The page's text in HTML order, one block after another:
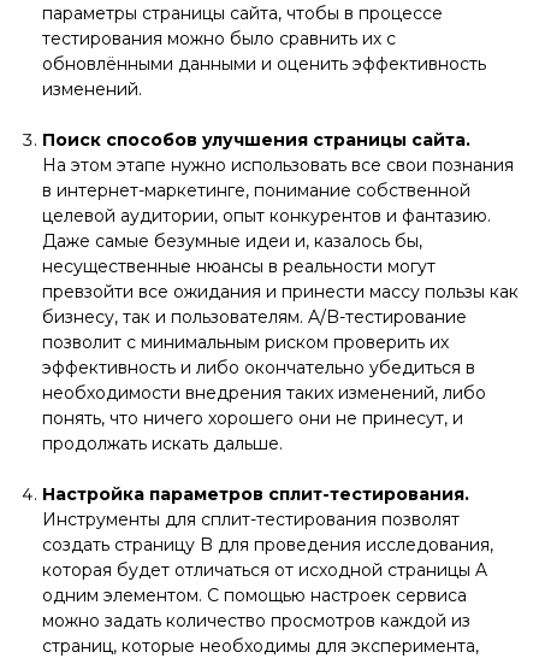
параметры страницы сайта, чтобы в процессе
тестирования можно было сравнить их с
обновлёнными данными и оценить эффективность
изменений.
Поиск способов улучшения страницы сайта.
На этом этапе нужно использовать все свои познания
в интернет-маркетинге, понимание собственной
целевой аудитории, опыт конкурентов и фантазию.
Даже самые безумные идеи и, казалось бы,
несущественные нюансы в реальности могут
превзойти все ожидания и принести массу пользы как
бизнесу, так и пользователям. A/B-тестирование
позволит с минимальным риском проверить их
эффективность и либо окончательно убедиться в
необходимости внедрения таких изменений, либо
понять, что ничего хорошего они не принесут, и
продолжать искать дальше.
Настройка параметров сплит-тестирования.
Инструменты для сплит-тестирования позволят
создать страницу B для проведения исследования,
которая будет отличаться от исходной страницы A
одним элементом. С помощью настроек сервиса
можно задать количество просмотров каждой из
страниц, которые необходимы для эксперимента,